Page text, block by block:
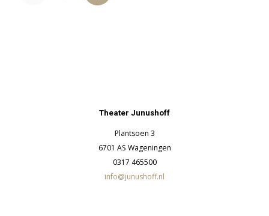
Theater Junushoff
Plantsoen 3
6701 AS Wageningen
0317 465500
info@junushoff.nl